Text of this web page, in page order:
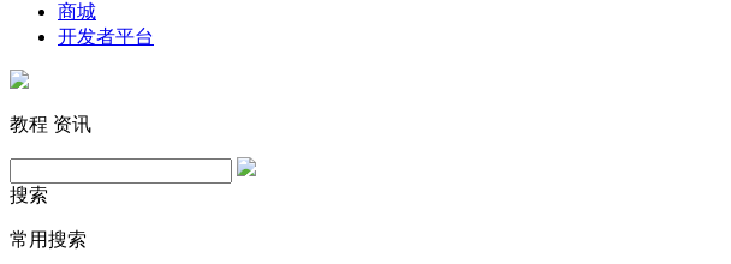
商城
开发者平台
教程 资讯
搜索
常用搜索